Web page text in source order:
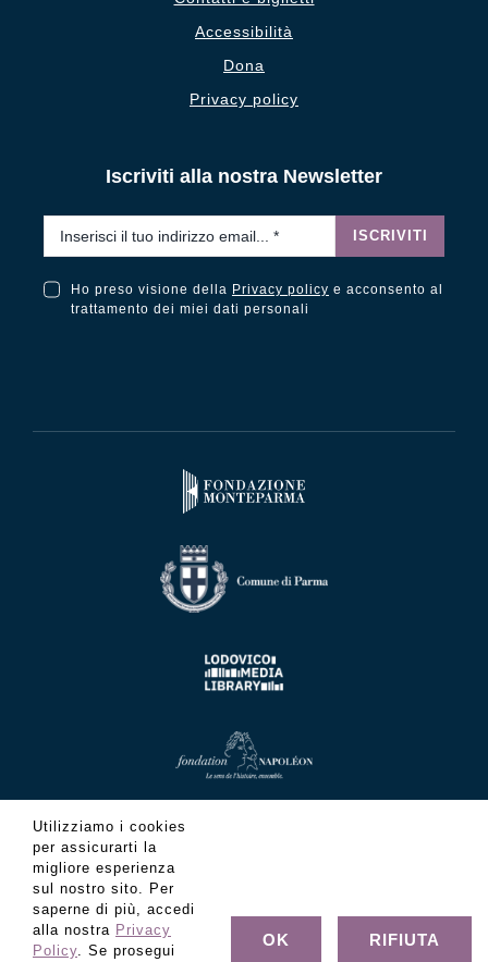
Accessibilità
Dona
Privacy policy
Iscriviti alla nostra Newsletter
ISCRIVITI
Ho preso visione della Privacy policy e acconsento al
trattamento dei miei dati personali
Utilizziamo i cookies
per assicurarti la
migliore esperienza
sul nostro sito. Per
saperne di più, accedi
alla nostra Privacy
Policy. Se prosegui
OK RIFIUTA